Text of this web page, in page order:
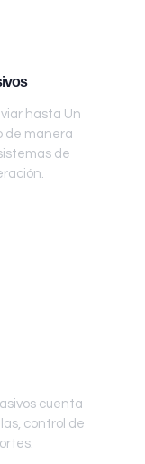
hasta Un
de manera
de
cuenta
control de